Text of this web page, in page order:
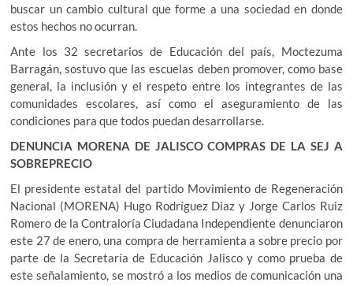
buscar un cambio cultural que forme a una sociedad en donde
estos hechos no ocurran.
Ante los 32 secretarios de Educación del país, Moctezuma
Barragán, sostuvo que las escuelas deben promover, como base
general, la inclusión y el respeto entre los integrantes de las
comunidades escolares, así como el aseguramiento de las
condiciones para que todos puedan desarrollarse.
DENUNCIA MORENA DE JALISCO COMPRAS DE LA SEJ A
SOBREPRECIO
El presidente estatal del partido Movimiento de Regeneración
Nacional (MORENA) Hugo Rodríguez Diaz y Jorge Carlos Ruiz
Romero de la Contraloría Ciudadana Independiente denunciaron
este 27 de enero, una compra de herramienta a sobre precio por
parte de la Secretaría de Educación Jalisco y como prueba de
este señalamiento, se mostró a los medios de comunicación una